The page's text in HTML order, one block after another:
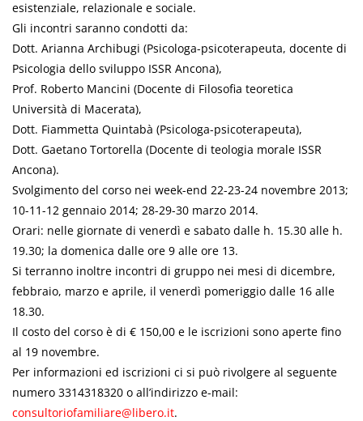
esistenziale, relazionale e sociale.
Gli incontri saranno condotti da:
Dott. Arianna Archibugi (Psicologa-psicoterapeuta, docente di
Psicologia dello sviluppo ISSR Ancona),
Prof. Roberto Mancini (Docente di Filosofia teoretica
Università di Macerata),
Dott. Fiammetta Quintabà (Psicologa-psicoterapeuta),
Dott. Gaetano Tortorella (Docente di teologia morale ISSR
Ancona).
Svolgimento del corso nei week-end 22-23-24 novembre 2013;
10-11-12 gennaio 2014; 28-29-30 marzo 2014.
Orari: nelle giornate di venerdì e sabato dalle h. 15.30 alle h.
19.30; la domenica dalle ore 9 alle ore 13.
Si terranno inoltre incontri di gruppo nei mesi di dicembre,
febbraio, marzo e aprile, il venerdì pomeriggio dalle 16 alle
18.30.
Il costo del corso è di € 150,00 e le iscrizioni sono aperte fino
al 19 novembre.
Per informazioni ed iscrizioni ci si può rivolgere al seguente
numero 3314318320 o all’indirizzo e-mail:
consultoriofamiliare@libero.it.